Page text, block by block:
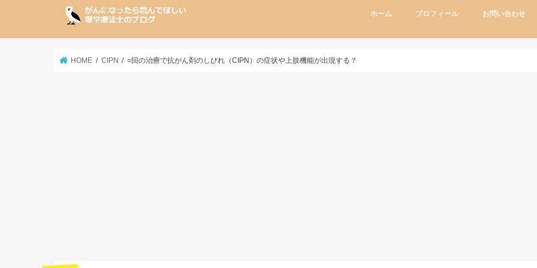
ホーム プロフィール お問い合わせ
HOME CIPN ○回の治療で抗がん剤のしびれ（CIPN）の症状や上肢機能が出現する？